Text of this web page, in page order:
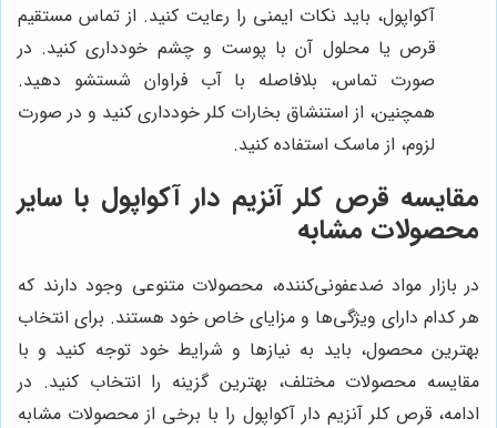
آکواپول، باید نکات ایمنی را رعایت کنید. از تماس مستقیم
قرص یا محلول آن با پوست و چشم خودداری کنید. در
صورت تماس، بلافاصله با آب فراوان شستشو دهید.
همچنین، از استنشاق بخارات کلر خودداری کنید و در صورت
لزوم، از ماسک استفاده کنید.
مقایسه قرص کلر آنزیم دار آکواپول با سایر
محصولات مشابه
در بازار مواد ضدعفونی‌کننده، محصولات متنوعی وجود دارند که
هر کدام دارای ویژگی‌ها و مزایای خاص خود هستند. برای انتخاب
بهترین محصول، باید به نیازها و شرایط خود توجه کنید و با
مقایسه محصولات مختلف، بهترین گزینه را انتخاب کنید. در
ادامه، قرص کلر آنزیم دار آکواپول را با برخی از محصولات مشابه